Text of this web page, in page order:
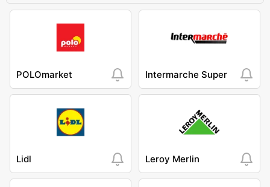
POLOmarket Intermarche Super
Lidl Leroy Merlin